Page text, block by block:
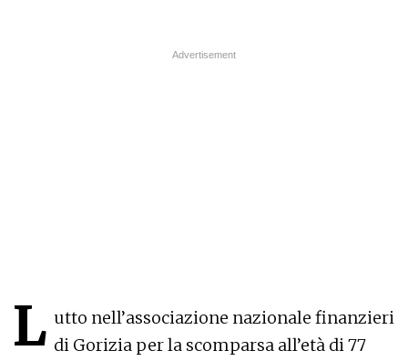
L utto nell’associazione nazionale finanzieri
di Gorizia per la scomparsa all’età di 77